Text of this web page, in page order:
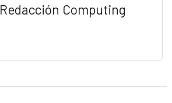
Redacción Computing